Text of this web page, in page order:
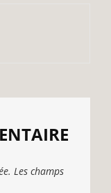
Les champs